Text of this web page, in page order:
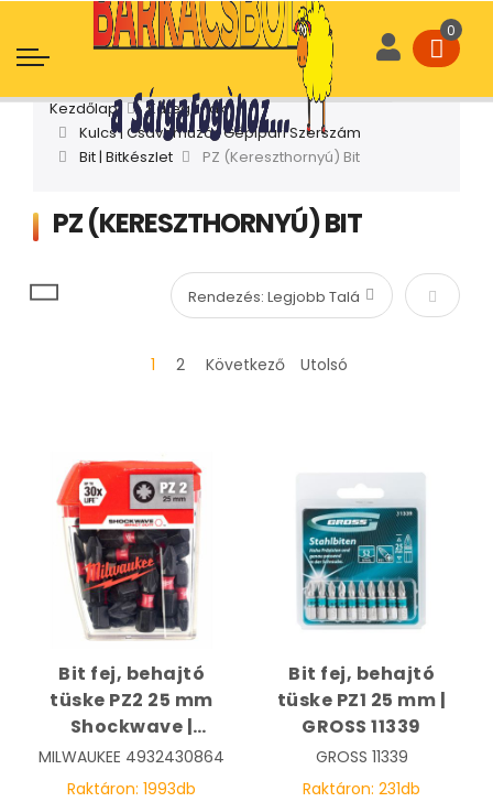
Kezdőlap
Kategóriák
Kulcs | Csavarhúzó | Gépipari Szerszám
Bit | Bitkészlet
PZ (Kereszthornyú) Bit
PZ (KERESZTHORNYÚ) BIT
1 2 Következő Utolsó
Bit fej, behajtó
tüske PZ2 25 mm
Shockwave |
MILWAUKEE
4932430864
MILWAUKEE 4932430864
Raktáron: 1993db
Bit fej, behajtó
tüske PZ1 25 mm |
GROSS 11339
GROSS 11339
Raktáron: 231db